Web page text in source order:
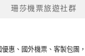
珊莎機票旅遊社群
惠、國外機票、客製包團